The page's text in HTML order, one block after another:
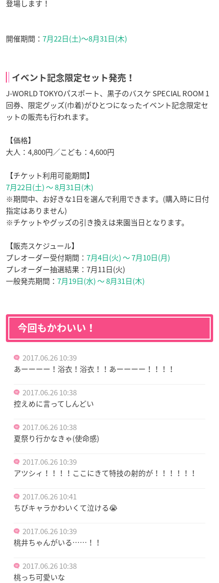
登場します！
開催期間： 7月22日(土)～8月31日(木)
イベント記念限定セット発売！
J-WORLD TOKYOパスポート、黒子のバスケ SPECIAL ROOM 1
回券、限定グッズ(巾着)がひとつになったイベント記念限定セ
ットの販売も行われます。
【価格】
大人：4,800円／こども：4,600円
【チケット利用可能期間】
7月22日(土) ～ 8月31日(木)
※期間中、お好きな1日を選んで利用できます。(購入時に日付
指定はありません)
※チケットやグッズの引き換えは来園当日となります。
【販売スケジュール】
プレオーダー受付期間： 7月4日(火) ～ 7月10日(月)
プレオーダー抽選結果：7月11日(火)
一般発売期間： 7月19日(水) ～ 8月31日(木)
今回もかわいい！
2017.06.26 10:39
あーーーー！浴衣！浴衣！！あーーーー！！！！
2017.06.26 10:38
控えめに言ってしんどい
2017.06.26 10:38
夏祭り行かなきゃ(使命感)
2017.06.26 10:39
アツシィ！！！！ここにきて特技の射的が！！！！！！
2017.06.26 10:41
ちびキャラかわいくて泣ける😭
2017.06.26 10:39
桃井ちゃんがいる……！！
2017.06.26 10:38
桃っち可愛いな